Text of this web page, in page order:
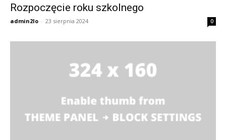
Rozpoczęcie roku szkolnego
admin2lo - 23 sierpnia 2024 0